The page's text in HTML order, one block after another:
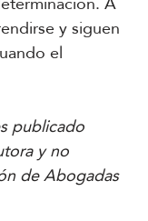
y siguen
el
publicado
y no
de Abogadas